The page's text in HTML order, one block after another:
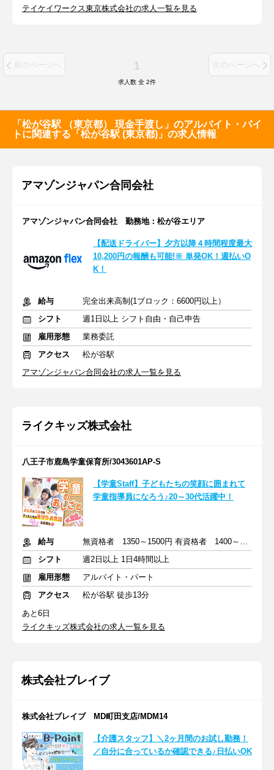
テイケイワークス東京株式会社の求人一覧を見る
前のページへ 1 次のページへ
求人数 全 2件
「松が谷駅 （東京都） 現金手渡し」のアルバイト・バイ
トに関連する「松が谷駅 (東京都)」の求人情報
アマゾンジャパン合同会社
アマゾンジャパン合同会社 勤務地：松が谷エリア
【配送ドライバー】夕方以降４時間程度最大
10,200円の報酬も可能!※ 単発OK！週払いO
K！
給与
完全出来高制(1ブロック：6600円以上）
シフト
週1日以上 シフト自由・自己申告
雇用形態
業務委託
アクセス
松が谷駅
アマゾンジャパン合同会社の求人一覧を見る
ライクキッズ株式会社
八王子市鹿島学童保育所/3043601AP-S
【学童Staff】子どもたちの笑顔に囲まれて
学童指導員になろう♪20～30代活躍中！
給与
無資格者 1350～1500円 有資格者 1400～1550円
シフト
週2日以上 1日4時間以上
雇用形態
アルバイト・パート
アクセス
松が谷駅 徒歩13分
あと6日
ライクキッズ株式会社の求人一覧を見る
株式会社ブレイブ
株式会社ブレイブ MD町田支店/MDM14
【介護スタッフ】＼2ヶ月間のお試し勤務！
／自分に合っているか確認できる♪日払いOK